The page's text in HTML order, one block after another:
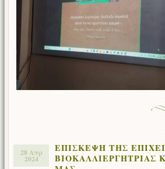
28 Απρ
2024
ΕΠΙΣΚΕΨΗ ΤΗΣ
ΒΙΟΚΑΛΛΙΕΡΓΗΤΡΙΑΣ